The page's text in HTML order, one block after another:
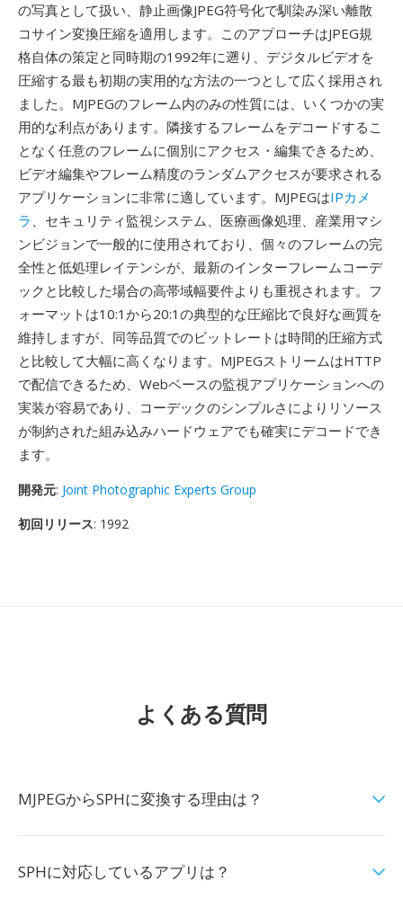
の写真として扱い、静止画像JPEG符号化で馴染み深い離散
コサイン変換圧縮を適用します。このアプローチはJPEG規
格自体の策定と同時期の1992年に遡り、デジタルビデオを
圧縮する最も初期の実用的な方法の一つとして広く採用され
ました。MJPEGのフレーム内のみの性質には、いくつかの実
用的な利点があります。隣接するフレームをデコードするこ
となく任意のフレームに個別にアクセス・編集できるため、
ビデオ編集やフレーム精度のランダムアクセスが要求される
アプリケーションに非常に適しています。MJPEGはIPカメ
ラ 、セキュリティ監視システム、医療画像処理、産業用マシ
ンビジョンで一般的に使用されており、個々のフレームの完
全性と低処理レイテンシが、最新のインターフレームコーデ
ックと比較した場合の高帯域幅要件よりも重視されます。フ
ォーマットは10:1から20:1の典型的な圧縮比で良好な画質を
維持しますが、同等品質でのビットレートは時間的圧縮方式
と比較して大幅に高くなります。MJPEGストリームはHTTP
で配信できるため、Webベースの監視アプリケーションへの
実装が容易であり、コーデックのシンプルさによりリソース
が制約された組み込みハードウェアでも確実にデコードでき
ます。
開発元: Joint Photographic Experts Group
初回リリース: 1992
よくある質問
MJPEGからSPHに変換する理由は？
SPHに対応しているアプリは？